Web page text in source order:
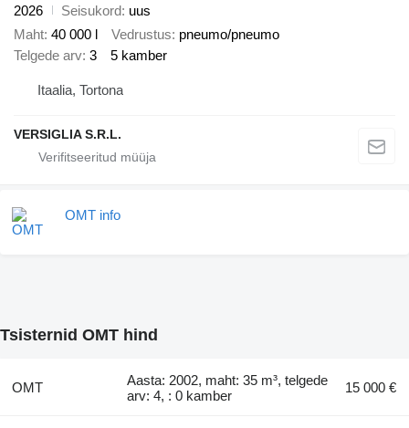
2026
Seisukord uus
Maht 40 000 l Vedrustus pneumo/pneumo
Telgede arv 3 5 kamber
Itaalia, Tortona
VERSIGLIA S.R.L.
OMT info
Tsisternid OMT hind
OMT
Aasta: 2002, maht: 35 m³, telgede
arv: 4, : 0 kamber
15 000 €